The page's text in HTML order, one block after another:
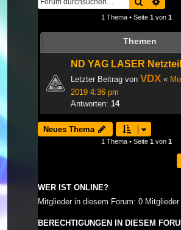
1 Thema • Seite 1 von 1
Themen
ND YAG LASER
Letzter Beitrag von VDX «
2019 4:36 pm
Antworten: 14
Neues Thema
1 Thema • Seite 1 von 1
WER IST ONLINE?
Mitglieder in diesem Forum: 0
BERECHTIGUNGEN IN DIESEM